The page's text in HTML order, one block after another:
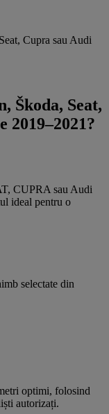
Cupra sau Audi
Škoda, Seat,
2019–2021?
CUPRA sau Audi
ideal pentru o
selectate din
optimi, folosind
autorizați.